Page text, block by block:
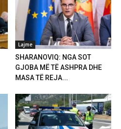
Lajme
SHARANOVIQ: NGA SOT
GJOBA MË TË ASHPRA DHE
MASA TË REJA...